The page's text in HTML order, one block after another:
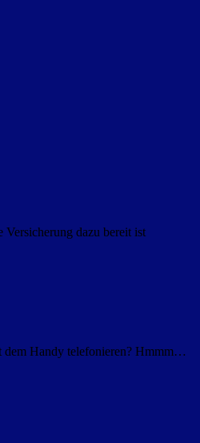
dazu bereit ist
dem Handy telefonieren? Hmmm…